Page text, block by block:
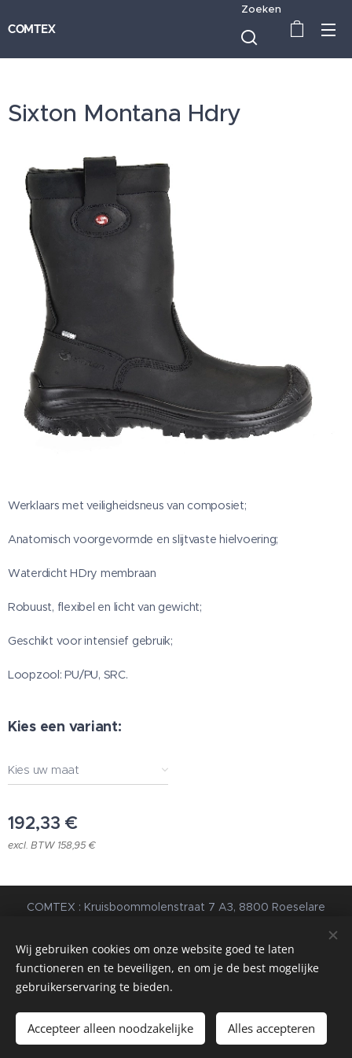
COMTEX
Zoeken
Sixton Montana Hdry
Werklaars met veiligheidsneus van composiet;
Anatomisch voorgevormde en slijtvaste hielvoering;
Waterdicht HDry membraan
Robuust, flexibel en licht van gewicht;
Geschikt voor intensief gebruik;
Loopzool: PU/PU, SRC.
Kies een variant:
Kies uw maat
192,33 €
excl. BTW 158,95 €
Toevoegen aan de winkelwagen
COMTEX : Kruisboommolenstraat 7 A3, 8800 Roeselare
Voorwaarden| Privacybeleid
webdesign estart.be
Cookies
Wij gebruiken cookies om onze website goed te laten
functioneren en te beveiligen, en om je de best mogelijke
gebruikerservaring te bieden.
Accepteer alleen noodzakelijke Alles accepteren